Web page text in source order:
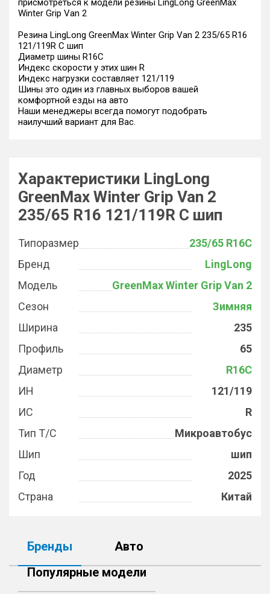
присмотреться к модели резины LingLong GreenMax
Winter Grip Van 2
Резина LingLong GreenMax Winter Grip Van 2 235/65 R16
121/119R C шип
Диаметр шины R16C
Индекс скорости у этих шин R
Индекс нагрузки составляет 121/119
Шины это один из главных выборов вашей
комфортной езды на авто
Наши менеджеры всегда помогут подобрать
наилучший вариант для Вас.
Характеристики LingLong
GreenMax Winter Grip Van 2
235/65 R16 121/119R C шип
Типоразмер
235/65 R16C
Бренд
LingLong
Модель
GreenMax Winter Grip Van 2
Сезон
Зимняя
Ширина
235
Профиль
65
Диаметр
R16C
ИН
121/119
ИС
R
Тип Т/С
Микроавтобус
Шип
шип
Год
2025
Страна
Китай
Бренды
Авто
Популярные модели